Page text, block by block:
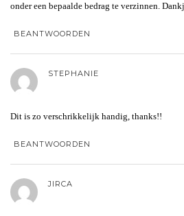
onder een bepaalde bedrag te verzinnen.
BEANTWOORDEN
STEPHANIE
Dit is zo verschrikkelijk handig, thanks!!
BEANTWOORDEN
JIRCA